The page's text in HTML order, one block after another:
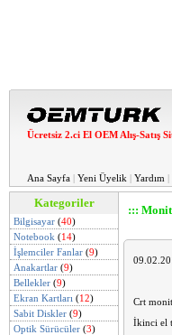
Ücretsiz 2.ci El OEM Alış-Satış
Ana Sayfa | Yeni Üyelik | Yardım |
Kategoriler
Bilgisayar (40)
Notebook (14)
İşlemciler Fanlar (9)
Anakartlar (9)
Bellekler (9)
Ekran Kartları (12)
Sabit Diskler (9)
Optik Sürücüler (3)
:::
Crt
İkinci el